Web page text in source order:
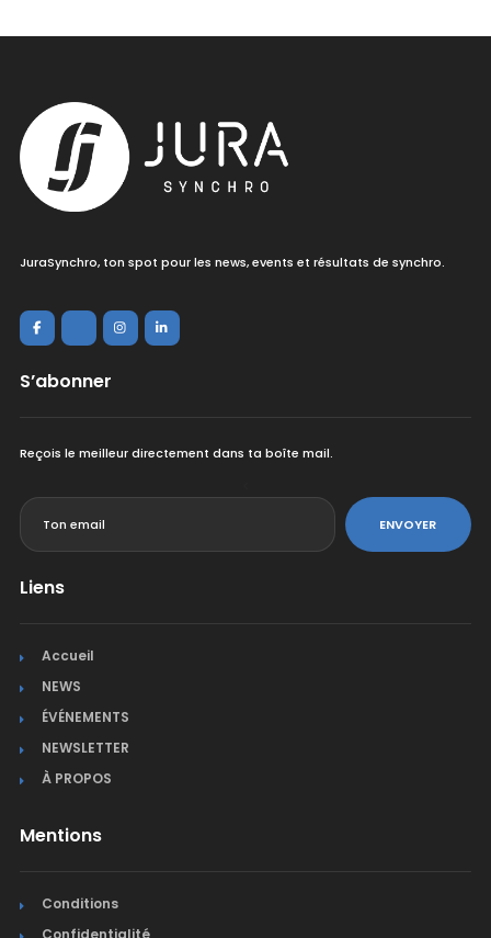
JuraSynchro, ton spot pour les news, events et résultats de synchro.
S’abonner
Reçois le meilleur directement dans ta boîte mail.
ENVOYER
Liens
Accueil
NEWS
ÉVÉNEMENTS
NEWSLETTER
À PROPOS
Mentions
Conditions
Confidentialité